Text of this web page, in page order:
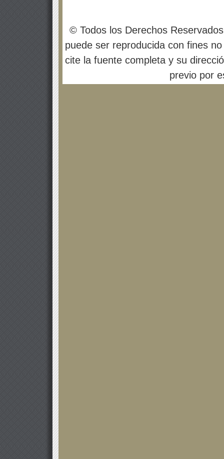
© Todos los Derechos
puede ser reproducida con fines
cite la fuente completa y su
previo por